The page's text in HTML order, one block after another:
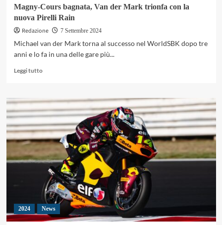
Magny-Cours bagnata, Van der Mark trionfa con la
nuova Pirelli Rain
Redazione
7 Settembre 2024
Michael van der Mark torna al successo nel WorldSBK dopo tre
anni e lo fa in una delle gare più...
Leggi tuttoLeggi
Magny-
Cours
bagnata,
Van
der
Mark
trionfa
con
la
nuova
Pirelli
Rain
2024 News